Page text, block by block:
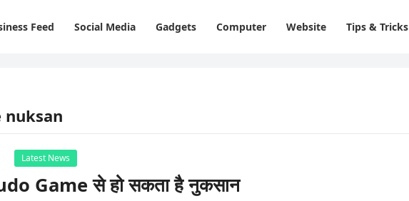
Feed Social Media Gadgets Computer Website Tips & Tricks
nuksan
Latest News
Game से हो सकता है नुकसान